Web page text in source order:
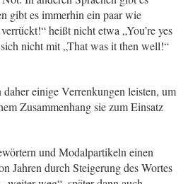
gibt es immerhin ein paar wie
heißt nicht etwa „You’re yes
nicht mit „That was it then well!“
einige Verrenkungen leisten, um
Zusammenhang sie zum Einsatz
und Modalpartikeln einen
Jahren durch Steigerung des Wortes